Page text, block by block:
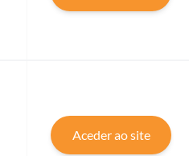
Aceder ao site